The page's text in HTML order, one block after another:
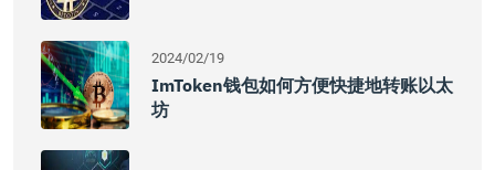
2024/02/19
ImToken钱包如何方便快捷地转账以太
坊